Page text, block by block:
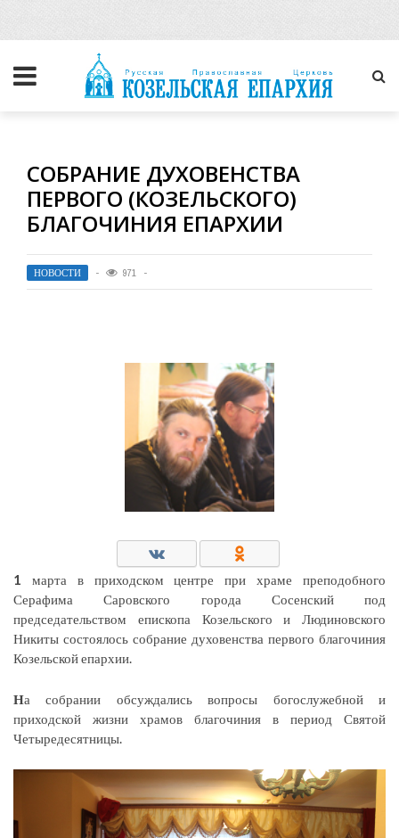
СОБРАНИЕ ДУХОВЕНСТВА
ПЕРВОГО (КОЗЕЛЬСКОГО)
БЛАГОЧИНИЯ ЕПАРХИИ
НОВОСТИ 971
1 марта в приходском центре при храме преподобного
Серафима Саровского города Сосенский под
председательством епископа Козельского и Людиновского
Никиты состоялось собрание духовенства первого благочиния
Козельской епархии.
На собрании обсуждались вопросы богослужебной и
приходской жизни храмов благочиния в период Святой
Четыредесятницы.